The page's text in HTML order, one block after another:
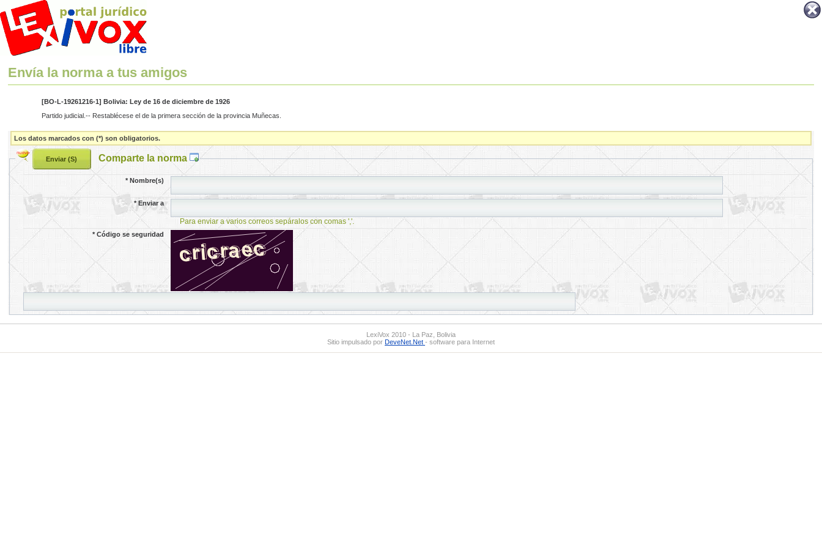
Envía la norma a tus amigos
[BO-L-19261216-1] Bolivia: Ley de 16 de diciembre de 1926
Partido judicial.-- Restablécese el de la primera sección de la provincia Muñecas.
Los datos marcados con (*) son obligatorios.
Comparte la norma
*Nombre(s)
*Enviar a
Para enviar a varios correos sepáralos con comas ','.
*Código se seguridad
LexiVox 2010 - La Paz, Bolivia
Sitio impulsado por DeveNet.Net - software para Internet